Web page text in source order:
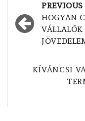
navigation
PREVIOUS
HOGYAN
VÁLLALÓK
KÍVÁNCSI